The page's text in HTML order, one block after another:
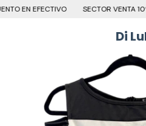
EN EFECTIVO SECTOR VENTA
Di